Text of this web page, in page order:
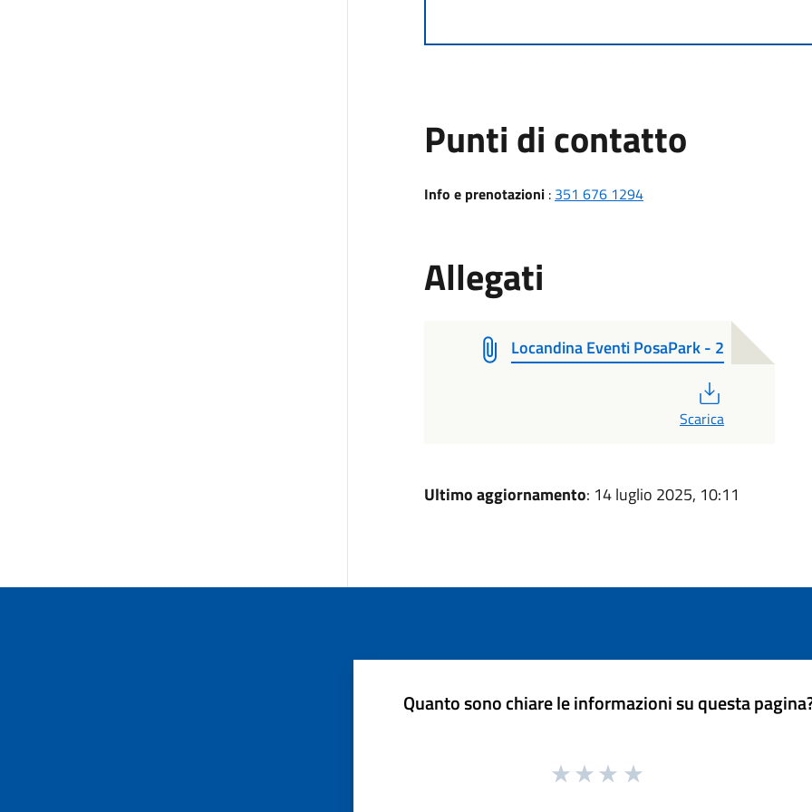
Punti di contatto
Info e prenotazioni: 351 676 1294
Allegati
Locandina Eventi PosaPark - 2
Scarica
Ultimo aggiornamento: 14 luglio 2025, 10:11
Quanto sono chiare le informazioni su questa